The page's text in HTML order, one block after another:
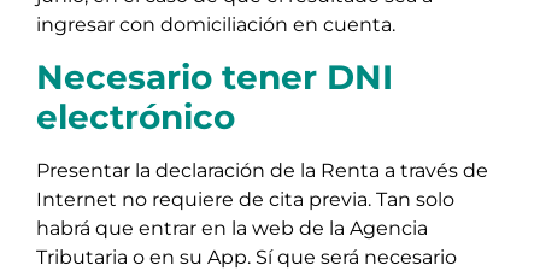
ingresar con domiciliación en cuenta.
Necesario tener DNI
electrónico
Presentar la declaración de la Renta a través de
Internet no requiere de cita previa. Tan solo
habrá que entrar en la web de la Agencia
Tributaria o en su App. Sí que será necesario